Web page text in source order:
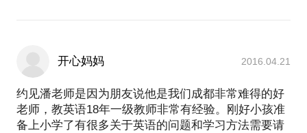
开心妈妈 2016.04.21
约见潘老师是因为朋友说他是我们成都非常难得的好
老师，教英语18年一级教师非常有经验。刚好小孩准
备上小学了有很多关于英语的问题和学习方法需要请